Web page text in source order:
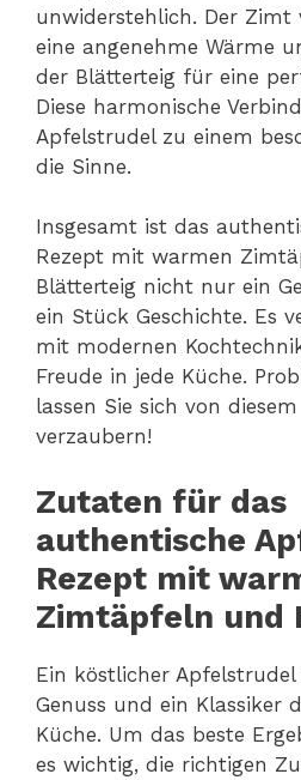
unwiderstehlich. Der Zimt
eine angenehme Wärme
der Blätterteig für eine
Diese harmonische
Apfelstrudel zu einem
die Sinne.
Insgesamt ist das
Rezept mit warmen
Blätterteig nicht nur ein
ein Stück Geschichte. Es
mit modernen
Freude in jede Küche.
lassen Sie sich von
verzaubern!
Zutaten für das
authentische
Rezept mit
Zimtäpfeln und
Ein köstlicher
Genuss und ein Klassiker
Küche. Um das beste
es wichtig, die richtigen